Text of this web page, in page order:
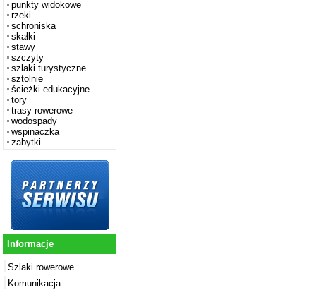
punkty widokowe
rzeki
schroniska
skałki
stawy
szczyty
szlaki turystyczne
sztolnie
ścieżki edukacyjne
tory
trasy rowerowe
wodospady
wspinaczka
zabytki
Informacje
Szlaki rowerowe
Komunikacja